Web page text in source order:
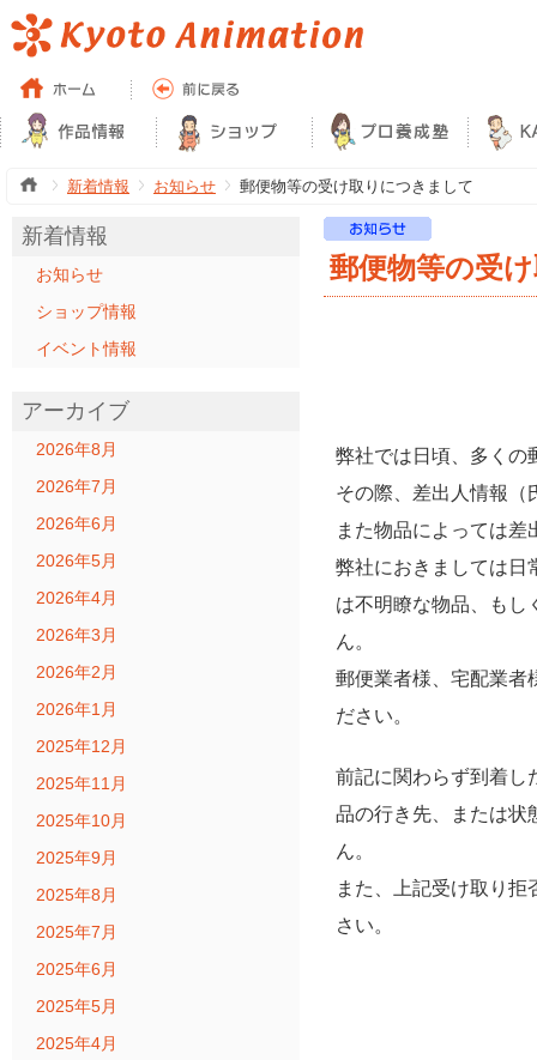
新着情報 お知らせ 郵便物等の受け取りにつきまして
新着情報
お知らせ
ショップ情報
イベント情報
アーカイブ
2026年8月
2026年7月
2026年6月
2026年5月
2026年4月
2026年3月
2026年2月
2026年1月
2025年12月
2025年11月
2025年10月
2025年9月
2025年8月
2025年7月
2025年6月
2025年5月
2025年4月
郵便物等の受
弊社では日頃、多くの
その際、差出人情報（
また物品によっては
弊社におきましては日
は不明瞭な物品、もし
ん。
郵便業者様、宅配業者
ださい。
前記に関わらず到着し
品の行き先、または状
ん。
また、上記受け取り
さい。